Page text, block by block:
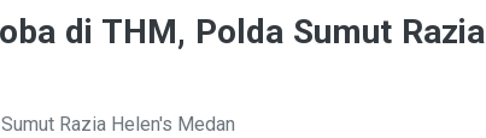
di THM, Polda Sumut Razia
Razia Helen's Medan